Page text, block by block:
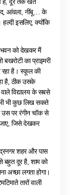
हैं, दूर तक खेत
आंवला, नींबू… के
इसलिए, क्योंकि
को देखकर मैं
का प्राइमरी
रहा है। स्कूल की
है, ठीक उसके
विद्यालय के सबसे
भी कुछ लिख सकते
उस पर रंगीन चॉक से
जिसे देखकर
शहर और पास
बहुत दूर है, शाम को
अच्छा लगता होगा।
तारों वाली